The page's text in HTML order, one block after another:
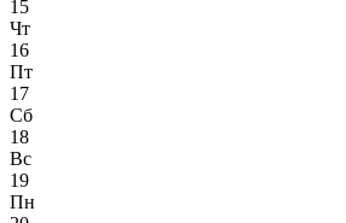
15
Чт
16
Пт
17
Сб
18
Вс
19
Пн